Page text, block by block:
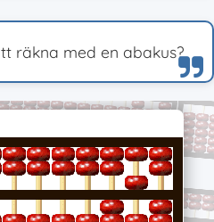
räkna med en abakus?